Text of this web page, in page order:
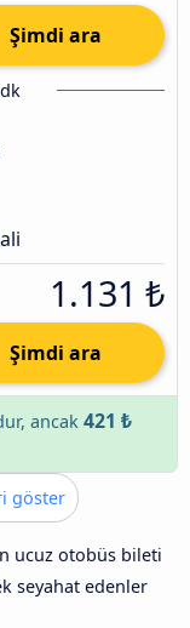
Şimdi ara
1.131 ₺
Şimdi ara
ancak 421 ₺
göster
ucuz otobüs bileti
seyahat edenler